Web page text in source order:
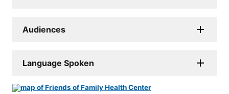
Audiences
Language Spoken